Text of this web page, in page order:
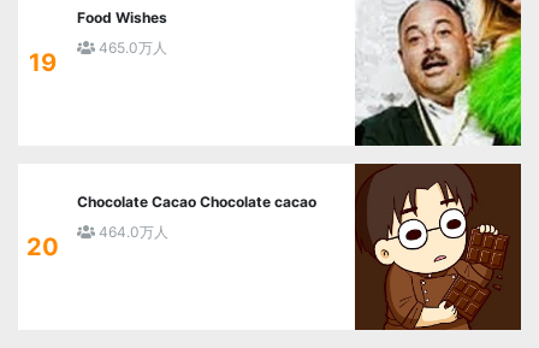
19
Food Wishes
465.0万人
20
Chocolate Cacao Chocolate cacao
464.0万人